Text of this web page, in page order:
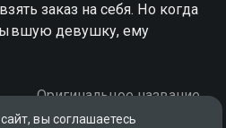
заказ на себя. Но когда
девушку, ему
Оригинальное название
The Killer's Game
вы соглашаетесь